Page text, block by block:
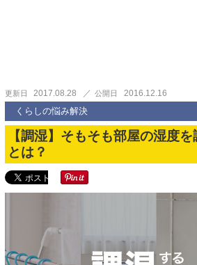
更新日 2017.08.28 公開日 2016.12.16
くらしの悩み解決
【調湿】そもそも部屋の湿度
とは？